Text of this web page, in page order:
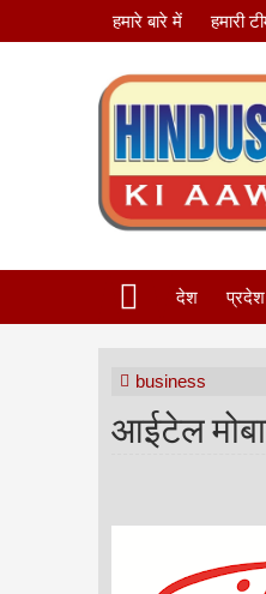
हमारे बारे में हमारी
देश प्रदेश
business
आईटेल